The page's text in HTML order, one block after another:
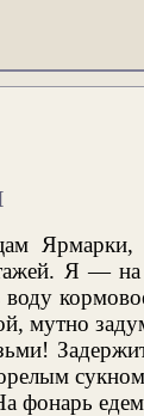
Ярмарки,
Я — на
мутно
фонарь